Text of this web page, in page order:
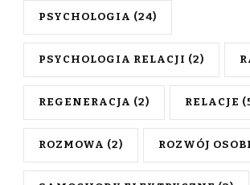
PSYCHOLOGIA (24)
PSYCHOLOGIA RELACJI (2)
REGENERACJA (2) RELACJE
ROZMOWA (2) ROZWÓJ